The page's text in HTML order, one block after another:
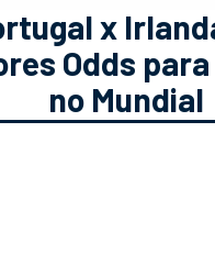
x
Odds
no Mundial